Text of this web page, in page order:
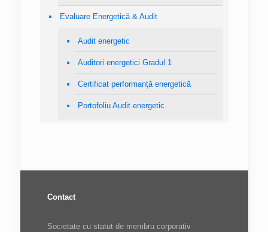
Evaluare Energetică & Audit
Audit energetic
Auditori energetici Gradul 1
Certificat performanţă energetică
Portofoliu Audit energetic
Contact
Societate cu statut de membru corporativ